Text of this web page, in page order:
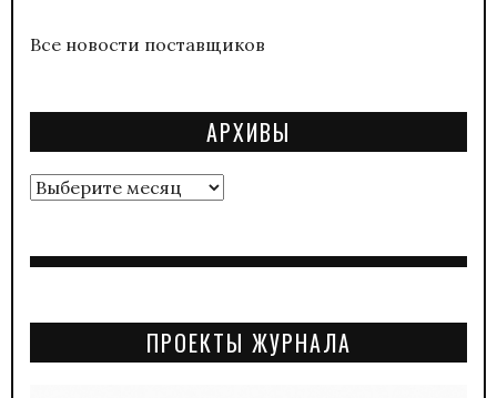
Все новости поставщиков
АРХИВЫ
Архивы
ПРОЕКТЫ ЖУРНАЛА